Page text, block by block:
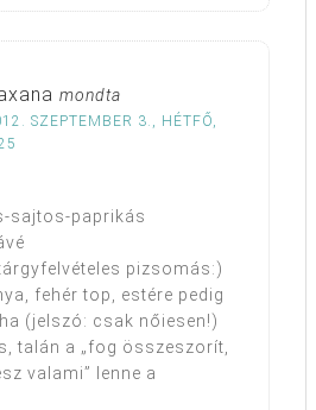
mondta
SZEPTEMBER 3., HÉTFŐ,
sajtos-paprikás
pizsomás:)
fehér top, estére pedig
(jelszó: csak nőiesen!)
talán a „fog összeszorít,
valami” lenne a